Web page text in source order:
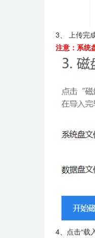
3、 上传完
注意：系统
4、点击“载